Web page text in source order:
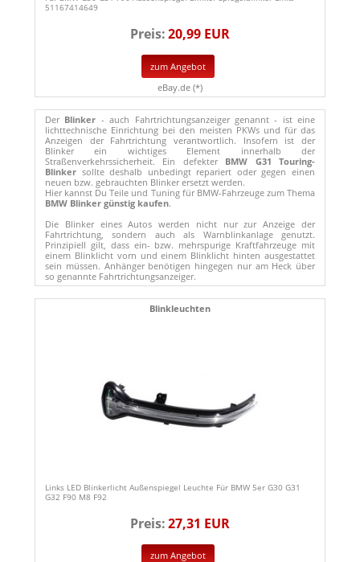
51167414649
Preis:20,99 EUR
zum Angebot
eBay.de (*)
Der Blinker - auch Fahrtrichtungsanzeiger genannt - ist eine
lichttechnische Einrichtung bei den meisten PKWs und für das
Anzeigen der Fahrtrichtung verantwortlich. Insofern ist der
Blinker ein wichtiges Element innerhalb der
Straßenverkehrssicherheit. Ein defekterBMW G31 Touring-
Blinker sollte deshalb unbedingt repariert oder gegen einen
neuen bzw. gebrauchten Blinker ersetzt werden.
Hier kannst Du Teile und Tuning für BMW-Fahrzeuge zum Thema
BMW Blinker günstig kaufen.
Die Blinker eines Autos werden nicht nur zur Anzeige der
Fahrtrichtung, sondern auch als Warnblinkanlage genutzt.
Prinzipiell gilt, dass ein- bzw. mehrspurige Kraftfahrzeuge mit
einem Blinklicht vorn und einem Blinklicht hinten ausgestattet
sein müssen. Anhänger benötigen hingegen nur am Heck über
so genannte Fahrtrichtungsanzeiger.
Blinkleuchten
Links LED Blinkerlicht Außenspiegel Leuchte Für BMW 5er G30 G31
G32 F90 M8 F92
Preis:27,31 EUR
zum Angebot